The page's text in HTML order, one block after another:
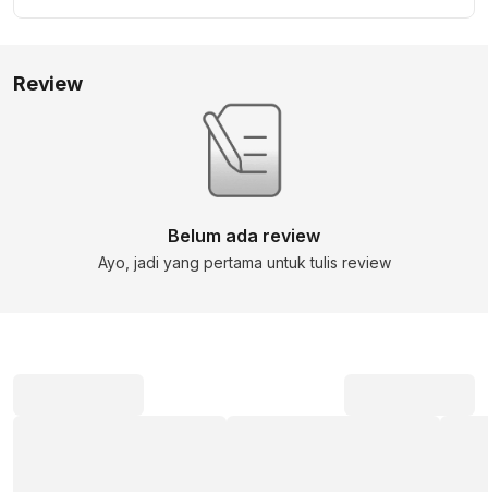
Review
Belum ada review
Ayo, jadi yang pertama untuk tulis review